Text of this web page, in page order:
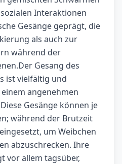
Interaktionen
Gesänge geprägt, die
als auch zur
während der
Gesang des
ist vielfältig und
angenehmen
Gesänge können je
während der Brutzeit
um Weibchen
abzuschrecken. Ihre
vor allem tagsüber,